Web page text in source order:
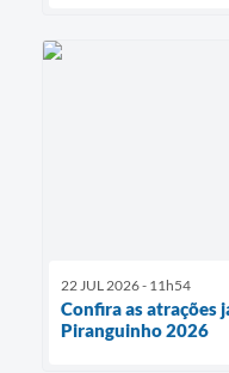
22 JUL 2026 - 11h54
Confira as atrações
Piranguinho 2026